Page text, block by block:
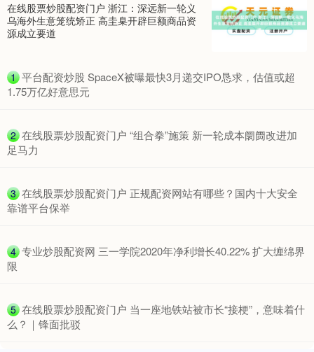
期指IC0 7730.00 -1.00 -0.01%
在线股票炒股配资门户 浙江：深远新一轮义
乌海外生意笼统矫正 高圭臬开辟巨额商品资
源成立要道
1 ​平台配资炒股 SpaceX被曝最快3月递交IPO恳求，估值或超
1.75万亿好意思元
2 ​在线股票炒股配资门户 “组合拳”施策 新一轮成本阛阓改进加
足马力
3 ​在线股票炒股配资门户 正规配资网站有哪些？国内十大安全
靠谱平台保举
4 ​专业炒股配资网 三一学院2020年净利增长40.22% 扩大缠绵界
限
5 ​在线股票炒股配资门户 当一座地铁站被市长“接梗”，意味着什
么？｜锋面批驳